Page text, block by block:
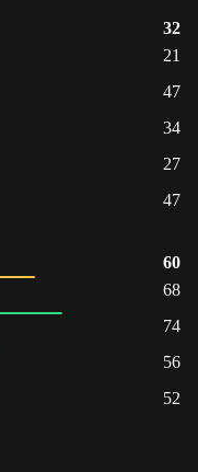
32
21
47
34
27
47
60
68
74
56
52